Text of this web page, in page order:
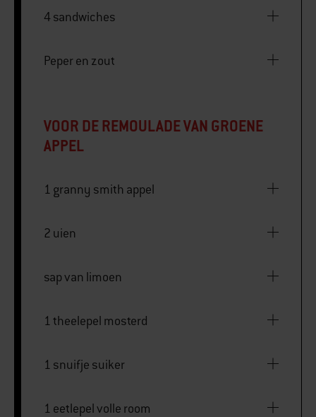
4 sandwiches
Peper en zout
VOOR DE REMOULADE VAN GROENE
APPEL
1 granny smith appel
2 uien
sap van limoen
1 theelepel mosterd
1 snuifje suiker
1 eetlepel volle room